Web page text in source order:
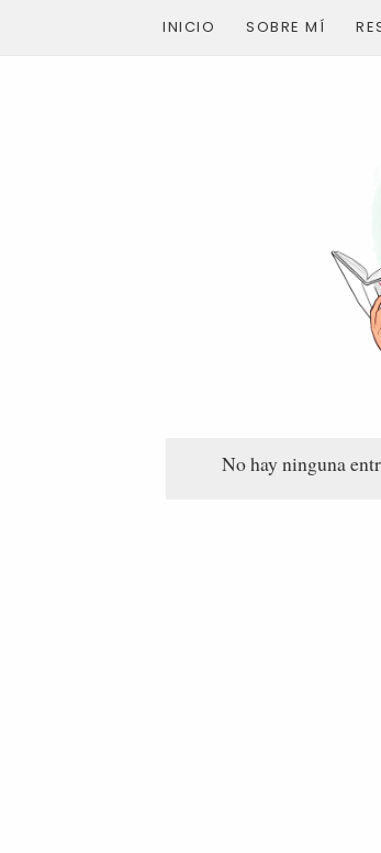
INICIO SOBRE MÍ
No hay ninguna